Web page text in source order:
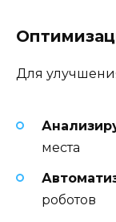
Для
места
роботов